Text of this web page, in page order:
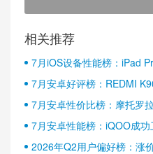
相关推荐
7月iOS设备性能榜：iPad
7月安卓好评榜：REDMI
半壁江山
7月安卓性价比榜：摩托罗
7月安卓性能榜：iQOO成功
2026年Q2用户偏好榜：涨